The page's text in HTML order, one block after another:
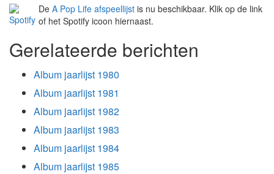
De A Pop Life afspeellijst is nu beschikbaar. Klik op de link
of het Spotify icoon hiernaast.
Gerelateerde berichten
Album jaarlijst 1980
Album jaarlijst 1981
Album jaarlijst 1982
Album jaarlijst 1983
Album jaarlijst 1984
Album jaarlijst 1985